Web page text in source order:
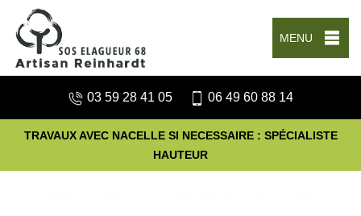
MENU
03 59 28 41 05 06 49 60 88 14
TRAVAUX AVEC NACELLE SI NECESSAIRE : SPÉCIALISTE
HAUTEUR